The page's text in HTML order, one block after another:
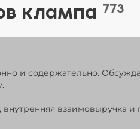
клампа 773
и содержательно.
взаимовыручка и